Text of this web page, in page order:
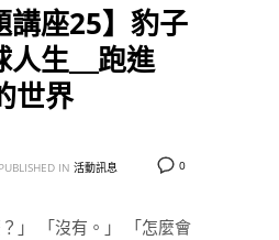
講座25】豹子
人生＿跑進
世界
0
PUBLISHED IN 活動訊息
？」 「沒有。」 「怎麼會